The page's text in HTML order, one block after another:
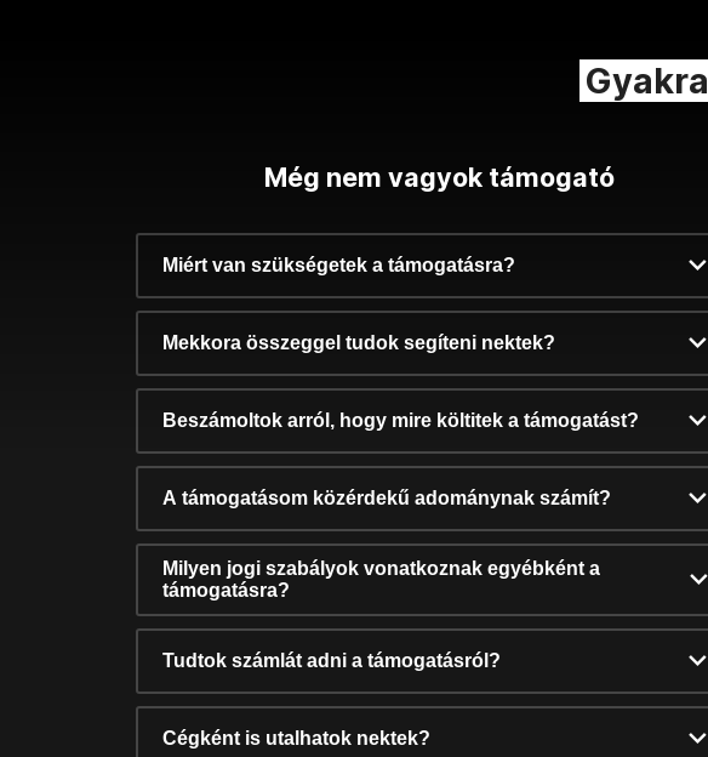
Még nem vagyok támogató
Miért van szükségetek a támogatásra?
Mekkora összeggel tudok segíteni nektek?
Beszámoltok arról, hogy mire költitek a támogatást?
A támogatásom közérdekű adománynak számít?
Milyen jogi szabályok vonatkoznak egyébként a
támogatásra?
Tudtok számlát adni a támogatásról?
Cégként is utalhatok nektek?